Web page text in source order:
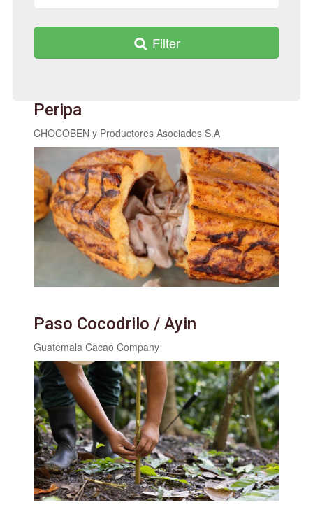
Filter
Peripa
CHOCOBEN y Productores Asociados S.A
Paso Cocodrilo / Ayin
Guatemala Cacao Company